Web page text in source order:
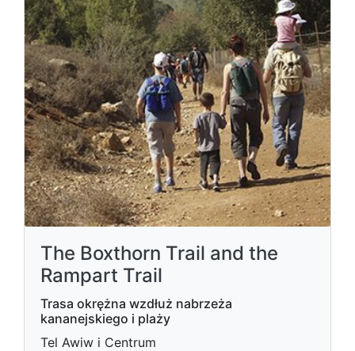
The Boxthorn Trail and the
Rampart Trail
Trasa okrężna wzdłuż nabrzeża
kananejskiego i plaży
Tel Awiw i Centrum